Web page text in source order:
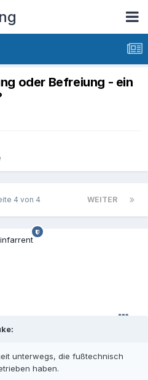
oder Befreiung - ein
WEITER
4 von 4
unterwegs, die fußtechnisch
haben.